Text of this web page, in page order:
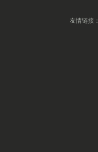
友情链接：